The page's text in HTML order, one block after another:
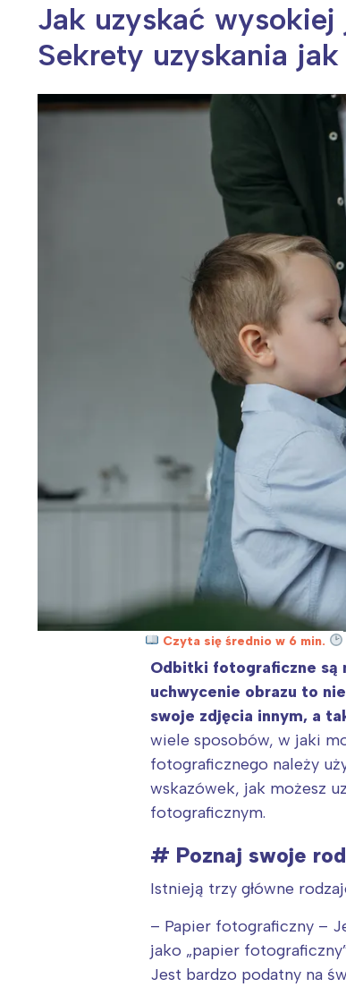
Wiosenny koncert ptaków na płocie
Jak uzyskać
Sekrety uzyskania
Czyta się średnio w 6 min.
Odbitki fotograficzne są
uchwycenie obrazu to
swoje zdjęcia innym, a
wiele sposobów, w jaki
fotograficznego należy
wskazówek, jak możesz
fotograficznym.
# Poznaj swoje
Istnieją trzy główne
– Papier fotograficzny –
jako „papier
Jest bardzo podatny na